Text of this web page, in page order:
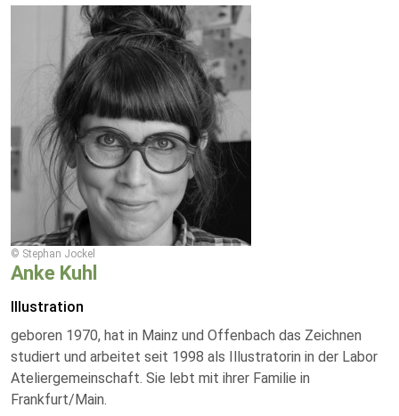
© Stephan Jockel
Anke Kuhl
Illustration
geboren 1970, hat in Mainz und Offenbach das Zeichnen
studiert und arbeitet seit 1998 als Illustratorin in der Labor
Ateliergemeinschaft. Sie lebt mit ihrer Familie in
Frankfurt/Main.